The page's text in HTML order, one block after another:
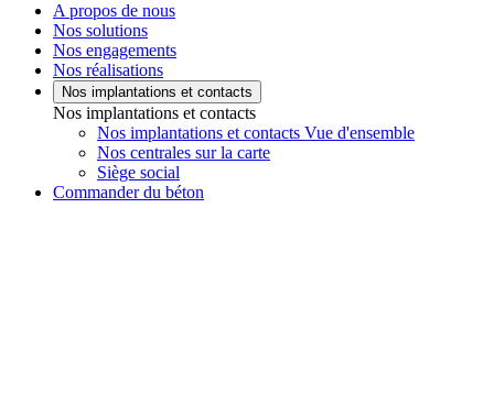
A propos de nous
Nos solutions
Nos engagements
Nos réalisations
Nos implantations et contacts
Nos implantations et contacts
Nos implantations et contacts Vue d'ensemble
Nos centrales sur la carte
Siège social
Commander du béton